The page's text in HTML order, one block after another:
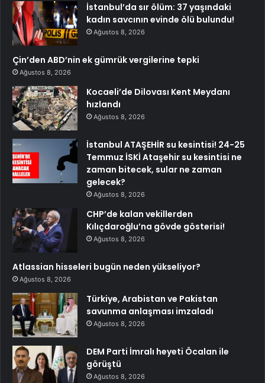
İstanbul’da sır ölüm: 37 yaşındaki
kadın savcının evinde ölü bulundu!
Ağustos 8, 2026
Çin’den ABD’nin ek gümrük vergilerine tepki
Ağustos 8, 2026
Kocaeli’de Dilovası Kent Meydanı
hızlandı
Ağustos 8, 2026
İstanbul ATAŞEHİR su kesintisi! 24-25
Temmuz İSKİ Ataşehir su kesintisi ne
zaman bitecek, sular ne zaman
gelecek?
Ağustos 8, 2026
CHP’de kalan vekillerden
Kılıçdaroğlu’na gövde gösterisi!
Ağustos 8, 2026
Atlassian hisseleri bugün neden yükseliyor?
Ağustos 8, 2026
Türkiye, Arabistan ve Pakistan
savunma anlaşması imzaladı
Ağustos 8, 2026
DEM Parti İmralı heyeti Öcalan ile
görüştü
Ağustos 8, 2026